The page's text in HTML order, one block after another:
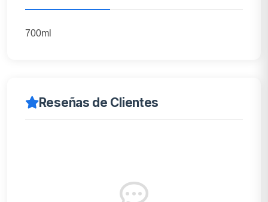
700ml
Reseñas de Clientes